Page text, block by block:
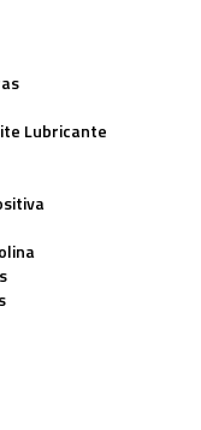
Lubricante